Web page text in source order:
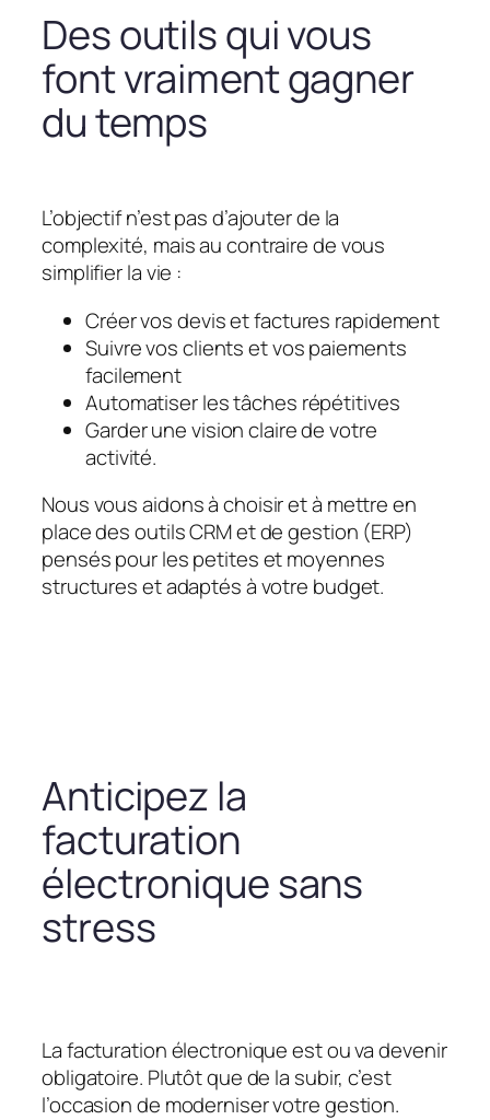
Des outils qui vous
font vraiment gagner
du temps
L’objectif n’est pas d’ajouter de la
complexité, mais au contraire de vous
simplifier la vie :
Créer vos devis et factures rapidement
Suivre vos clients et vos paiements
facilement
Automatiser les tâches répétitives
Garder une vision claire de votre
activité.
Nous vous aidons à choisir et à mettre en
place des outils CRM et de gestion (ERP)
pensés pour les petites et moyennes
structures et adaptés à votre budget.
Anticipez la
facturation
électronique sans
stress
La facturation électronique est ou va devenir
obligatoire. Plutôt que de la subir, c’est
l’occasion de moderniser votre gestion.